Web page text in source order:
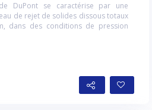
DuPont se caractérise par une
de rejet de solides dissous totaux
dans des conditions de pression